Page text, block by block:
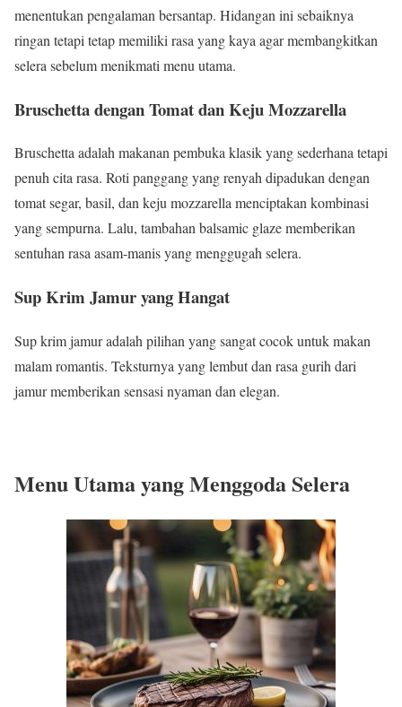
menentukan pengalaman bersantap. Hidangan ini sebaiknya
ringan tetapi tetap memiliki rasa yang kaya agar membangkitkan
selera sebelum menikmati menu utama.
Bruschetta dengan Tomat dan Keju Mozzarella
Bruschetta adalah makanan pembuka klasik yang sederhana tetapi
penuh cita rasa. Roti panggang yang renyah dipadukan dengan
tomat segar, basil, dan keju mozzarella menciptakan kombinasi
yang sempurna. Lalu, tambahan balsamic glaze memberikan
sentuhan rasa asam-manis yang menggugah selera.
Sup Krim Jamur yang Hangat
Sup krim jamur adalah pilihan yang sangat cocok untuk makan
malam romantis. Teksturnya yang lembut dan rasa gurih dari
jamur memberikan sensasi nyaman dan elegan.
Menu Utama yang Menggoda Selera